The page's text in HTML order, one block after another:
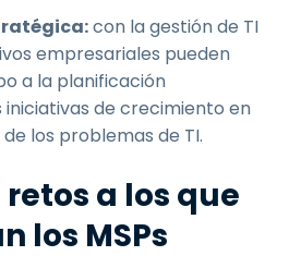
con la gestión de TI
empresariales pueden
a la planificación
de crecimiento en
los problemas de TI.
a los que
los MSPs